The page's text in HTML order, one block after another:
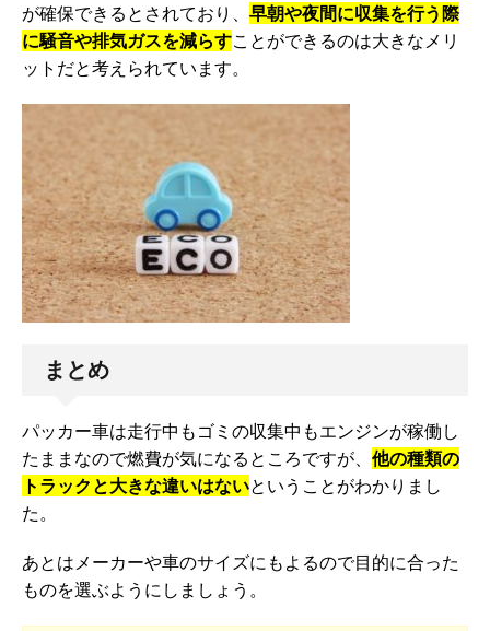
が確保できるとされており、 早朝や夜間に収集を行う際
に騒音や排気ガスを減らすことができるのは大きなメリ
ットだと考えられています。
まとめ
パッカー車は走行中もゴミの収集中もエンジンが稼働し
たままなので燃費が気になるところですが、 他の種類の
トラックと大きな違いはないということがわかりまし
た。
あとはメーカーや車のサイズにもよるので目的に合った
ものを選ぶようにしましょう。